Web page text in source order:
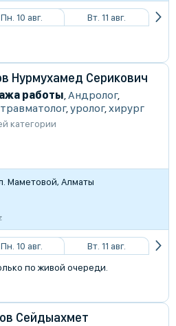
Пн. 10 авг. Вт. 11 авг.
Нурмухамед Серикович
работы,Андролог,
травматолог,уролог,хирург
категории
Маметовой, Алматы
Пн. 10 авг.
Вт. 11 авг.
по живой очереди.
Сейдыахмет